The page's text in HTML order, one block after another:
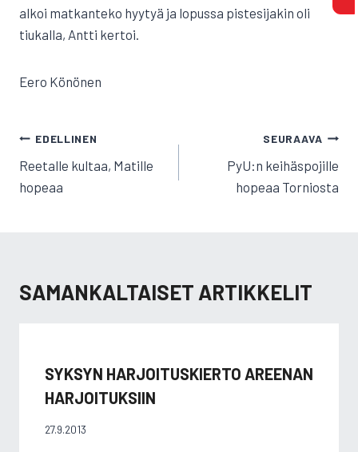
alkoi matkanteko hyytyä ja lopussa pistesijakin oli
tiukalla, Antti kertoi.
Eero Könönen
ARTIKKELIEN
SELAUS
EDELLINEN
Reetalle kultaa, Matille
hopeaa
SEURAAVA
PyU:n keihäspojille
hopeaa Torniosta
SAMANKALTAISET ARTIKKELIT
SYKSYN HARJOITUSKIERTO AREENAN
HARJOITUKSIIN
27.9.2013